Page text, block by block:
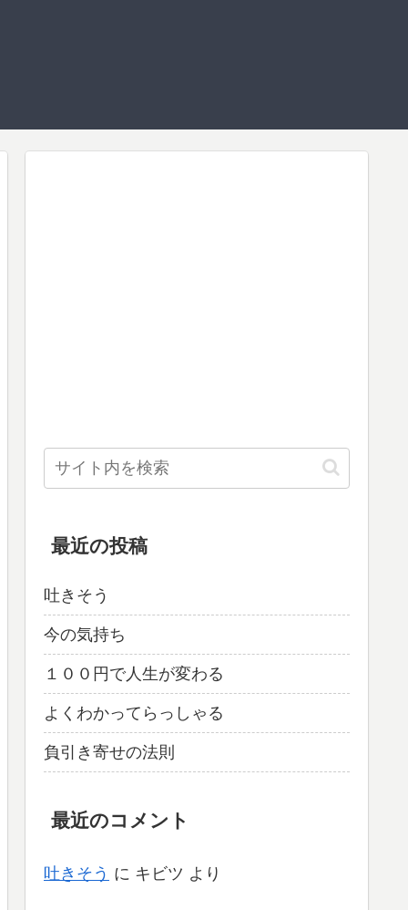
最近の投稿
吐きそう
今の気持ち
１００円で人生が変わる
よくわかってらっしゃる
負引き寄せの法則
最近のコメント
吐きそう に キビツ より